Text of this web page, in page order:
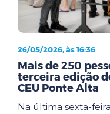
26/05/2026, às 16:36
Mais de 250
terceira edição
CEU Ponte Alta
Na última sexta-